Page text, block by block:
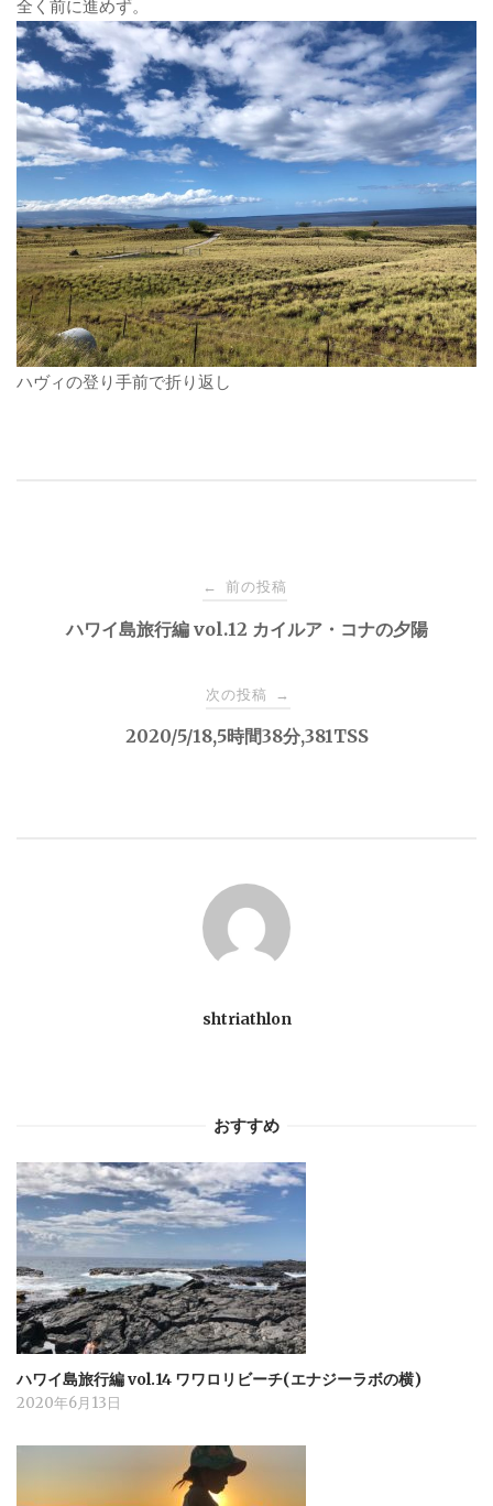
全く前に進めず。
ハヴィの登り手前で折り返し
← 前の投稿
ハワイ島旅行編 vol.12 カイルア・コナの夕陽
次の投稿 →
2020/5/18,5時間38分,381TSS
shtriathlon
おすすめ
ハワイ島旅行編 vol.14 ワワロリビーチ(エナジーラボの横)
2020年6月13日